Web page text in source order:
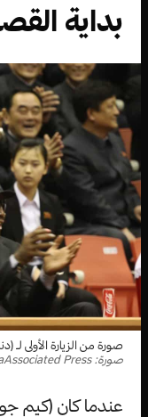
بداية
صورة من الزيارة الأولى لـ
صورة: Jason Mojica/VICE MediaAssociated Press
عندما كان (كيم